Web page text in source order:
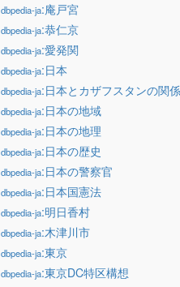
dbpedia-ja:庵戸宮
dbpedia-ja:恭仁京
dbpedia-ja:愛発関
dbpedia-ja:日本
dbpedia-ja:日本とカザフスタンの関係
dbpedia-ja:日本の地域
dbpedia-ja:日本の地理
dbpedia-ja:日本の歴史
dbpedia-ja:日本の警察官
dbpedia-ja:日本国憲法
dbpedia-ja:明日香村
dbpedia-ja:木津川市
dbpedia-ja:東京
dbpedia-ja:東京DC特区構想